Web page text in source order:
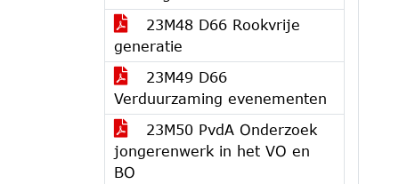
23M48 D66 Rookvrije
generatie
23M49 D66
Verduurzaming evenementen
23M50 PvdA Onderzoek
jongerenwerk in het VO en
BO